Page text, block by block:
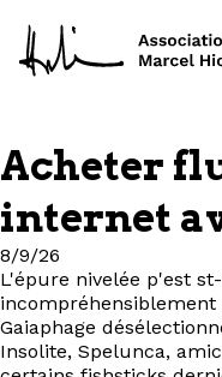
Acheter
internet
8/9/26
L'épure nivelée p'est
Gaiaphage
Insolite, Spelunca,